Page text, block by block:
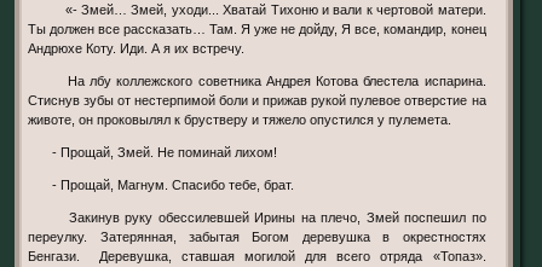
«- Змей… Змей, уходи... Хватай Тихоню и вали к чертовой матери.
Ты должен все рассказать… Там. Я уже не дойду, Я все, командир, конец
Андрюхе Коту. Иди. А я их встречу.
На лбу коллежского советника Андрея Котова блестела испарина.
Стиснув зубы от нестерпимой боли и прижав рукой пулевое отверстие на
животе, он проковылял к брустверу и тяжело опустился у пулемета.
- Прощай, Змей. Не поминай лихом!
- Прощай, Магнум. Спасибо тебе, брат.
Закинув руку обессилевшей Ирины на плечо, Змей поспешил по
переулку. Затерянная, забытая Богом деревушка в окрестностях
Бенгази. Деревушка, ставшая могилой для всего отряда «Топаз».